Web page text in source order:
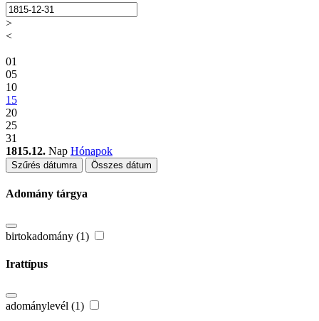
>
<
01
05
10
15
20
25
31
1815.12. Nap Hónapok
Szűrés dátumra Összes dátum
Adomány tárgya
birtokadomány (1)
Irattípus
adománylevél (1)